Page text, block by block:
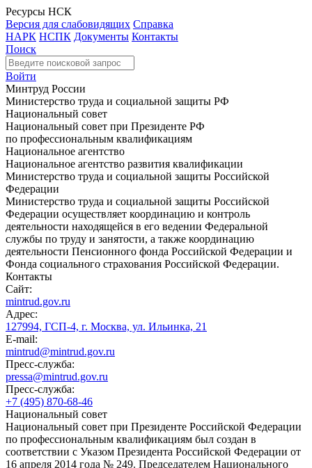
Ресурсы НСК
Версия для слабовидящих Справка
НАРК НСПК Документы Контакты
Поиск
Войти
Минтруд России
Министерство труда и социальной защиты РФ
Национальный совет
Национальный совет при Президенте РФ
по профессиональным квалификациям
Национальное агентство
Национальное агентство развития квалификации
Министерство труда и социальной защиты Российской
Федерации
Министерство труда и социальной защиты Российской
Федерации осуществляет координацию и контроль
деятельности находящейся в его ведении Федеральной
службы по труду и занятости, а также координацию
деятельности Пенсионного фонда Российской Федерации и
Фонда социального страхования Российской Федерации.
Контакты
Сайт:
mintrud.gov.ru
Адрес:
127994, ГСП-4, г. Москва, ул. Ильинка, 21
E-mail:
mintrud@mintrud.gov.ru
Пресс-служба:
pressa@mintrud.gov.ru
Пресс-служба:
+7 (495) 870-68-46
Национальный совет
Национальный совет при Президенте Российской Федерации
по профессиональным квалификациям был создан в
соответствии с Указом Президента Российской Федерации от
16 апреля 2014 года № 249. Председателем Национального